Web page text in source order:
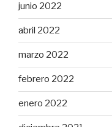
junio 2022
abril 2022
marzo 2022
febrero 2022
enero 2022